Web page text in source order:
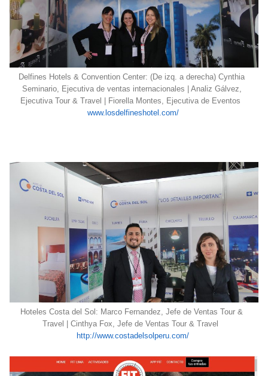
Delfines Hotels & Convention Center: (De izq. a derecha) Cynthia
Seminario, Ejecutiva de ventas internacionales | Analiz Gálvez,
Ejecutiva Tour & Travel | Fiorella Montes, Ejecutiva de Eventos
www.losdelfineshotel.com/
Hoteles Costa del Sol: Marco Fernandez, Jefe de Ventas Tour &
Travel | Cinthya Fox, Jefe de Ventas Tour & Travel
http://www.costadelsolperu.com/